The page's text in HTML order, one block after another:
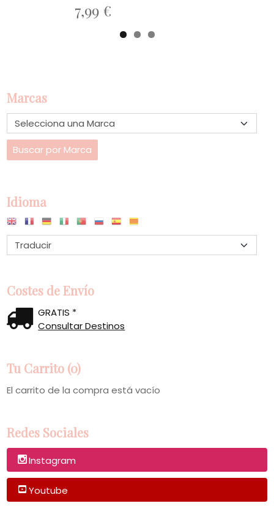
Marcas
Idioma
Costes de Envío
GRATIS *
Consultar Destinos
Tu Carrito (0)
El carrito de la compra está vacío
Redes Sociales
Instagram
Youtube
7,99 €